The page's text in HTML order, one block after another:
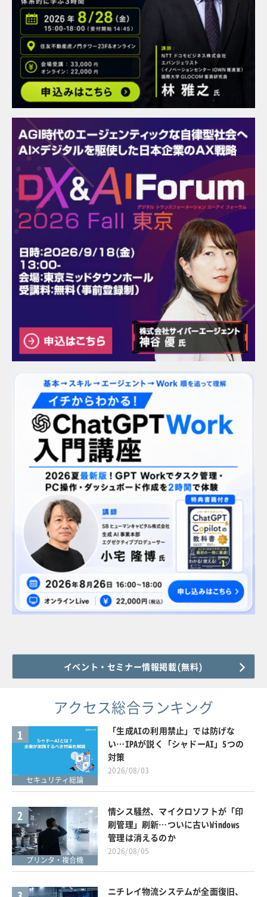
イベント・セミナー情報掲載(無料)
アクセス総合ランキング
1
セキュリティ総論
「生成AIの利用禁止」では防げな
い…IPAが説く「シャドーAI」5つの
対策
2026/08/03
2
プリンタ・複合機
情シス騒然、マイクロソフトが「印
刷管理」刷新…ついに古いWindows
管理は消えるのか
2026/08/05
ニチレイ物流システムが全面復旧、